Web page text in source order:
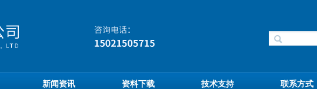
新闻资讯 资料下载 技术支持 联系方式